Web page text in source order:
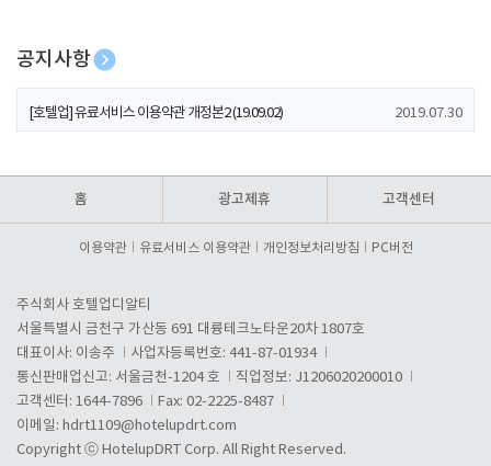
공지사항
[호텔업] 개인정보 처리방침 개정본1 (19.09.02)
[호텔업] 유료서비스 이용약관 개정본2 (19.09.02) 2019.07.30
홈 광고제휴 고객센터
이용약관 유료서비스 이용약관 개인정보처리방침 PC버전
주식회사 호텔업디알티
서울특별시 금천구 가산동 691 대륭테크노타운20차 1807호
대표이사: 이송주
사업자등록번호: 441-87-01934
통신판매업신고: 서울금천-1204 호
직업정보: J1206020200010
고객센터: 1644-7896
Fax: 02-2225-8487
이메일: hdrt1109@hotelupdrt.com
Copyright ⓒ HotelupDRT Corp. All Right Reserved.